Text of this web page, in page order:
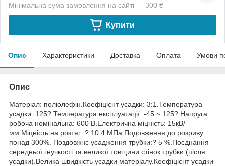
Мінімальна сума замовлення на сайті — 300 ₴
Купити
Опис Характеристики Доставка Оплата Умови
Опис
Матеріал: поліолефін.Коефіцієнт усадки: 3:1.Температура
усадки: 125?.Температура експлуатації: -45 ~ 125?.Напруга
робоча номінальна: 600 В.Електрична міцність: 15кВ/
мм.Міцність на розтяг: ? 10.4 МПа.Подовження до розриву:
понад 300%. Поздовжнє усадження трубки:? 5 %.Поєднання
середньої гнучкості та великої товщини стінок трубки (після
усадки).Велика швидкість усадки матеріалу.Коефіцієнт усадки